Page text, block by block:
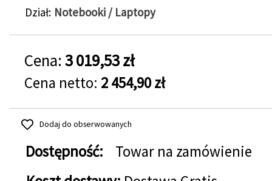
Dział Notebooki / Laptopy
Cena: 3 019,53 zł
Cena netto: 2 454,90 zł
Dodaj do obserwowanych
Dostępność:
Towar na zamówienie